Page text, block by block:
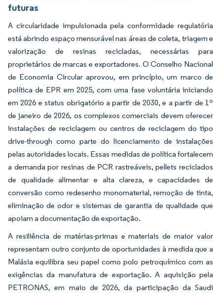
futuras
A circularidade impulsionada pela conformidade regulatória
está abrindo espaço mensurável nas áreas de coleta, triagem e
valorização de resinas recicladas, necessárias para
proprietários de marcas e exportadores. O Conselho Nacional
de Economia Circular aprovou, em princípio, um marco de
política de EPR em 2025, com uma fase voluntária iniciando
em 2026 e status obrigatório a partir de 2030, e a partir de 1º
de janeiro de 2026, os complexos comerciais devem oferecer
instalações de reciclagem ou centros de reciclagem do tipo
drive-through como parte do licenciamento de instalações
pelas autoridades locais. Essas medidas de política fortalecem
a demanda por resinas de PCR rastreáveis, pellets reciclados
de qualidade alimentar e alta clareza, e capacidades de
conversão como redesenho monomaterial, remoção de tinta,
eliminação de odor e sistemas de garantia de qualidade que
apoiam a documentação de exportação.
A resiliência de matérias-primas e materiais de maior valor
representam outro conjunto de oportunidades à medida que a
Malásia equilibra seu papel como polo petroquímico com as
exigências da manufatura de exportação. A aquisição pela
PETRONAS, em maio de 2026, da participação da Saudi